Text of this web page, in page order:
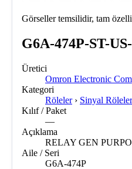
Görseller temsilidir, tam
G6A-474P-ST-
Üretici
Omron Electronic
Kategori
Röleler › Sinyal
Kılıf / Paket
—
Açıklama
RELAY GEN
Aile / Seri
G6A-474P